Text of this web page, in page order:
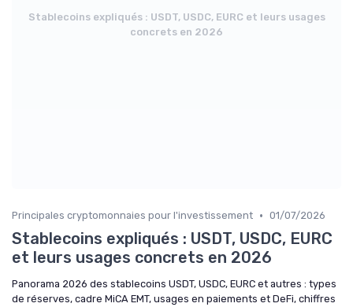
Stablecoins expliqués : USDT, USDC, EURC et leurs usages
concrets en 2026
Principales cryptomonnaies pour l'investissement • 01/07/2026
Stablecoins expliqués : USDT, USDC, EURC
et leurs usages concrets en 2026
Panorama 2026 des stablecoins USDT, USDC, EURC et autres : types
de réserves, cadre MiCA EMT, usages en paiements et DeFi, chiffres